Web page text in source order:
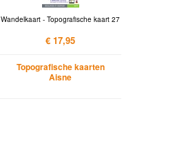
Wandelkaart - Topografische kaart 27
€ 17,95
Topografische kaarten
Aisne